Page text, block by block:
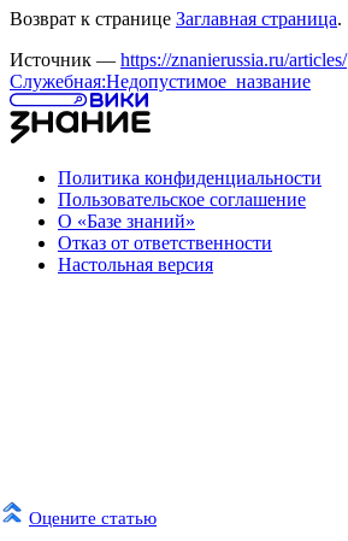
Оцените статью
Возврат к странице Заглавная страница.
Источник — https://znanierussia.ru/articles/
Служебная:Недопустимое_название
Политика конфиденциальности
Пользовательское соглашение
О «Базе знаний»
Отказ от ответственности
Настольная версия